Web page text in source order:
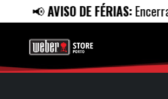
📢AVISO DE FÉRIAS: